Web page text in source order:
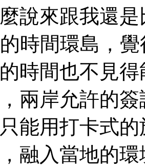
說來跟我還
時間環島，
時間也不見
兩岸允許的
能用打卡式
融入當地的